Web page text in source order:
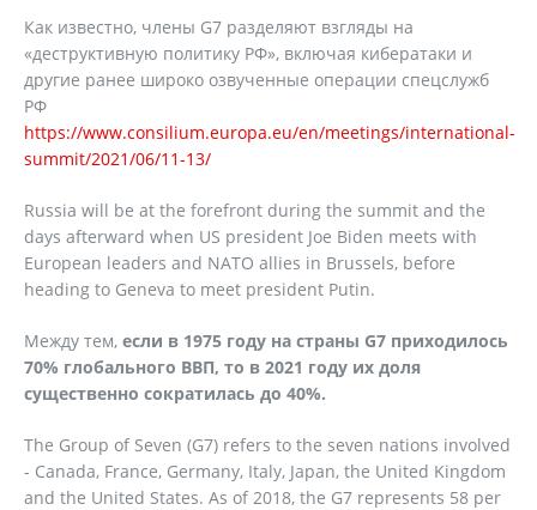
Как известно, члены G7 разделяют взгляды на
«деструктивную политику РФ», включая кибератаки и
другие ранее широко озвученные операции спецслужб
РФ
https://www.consilium.europa.eu/en/meetings/international-
summit/2021/06/11-13/
Russia will be at the forefront during the summit and the
days afterward when US president Joe Biden meets with
European leaders and NATO allies in Brussels, before
heading to Geneva to meet president Putin.
Между тем, если в 1975 году на страны G7 приходилось
70% глобального ВВП, то в 2021 году их доля
существенно сократилась до 40%.
The Group of Seven (G7) refers to the seven nations involved
- Canada, France, Germany, Italy, Japan, the United Kingdom
and the United States. As of 2018, the G7 represents 58 per